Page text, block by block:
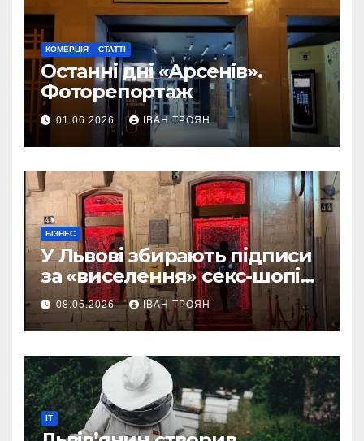
КОМЕРЦІЯ СТАТТІ
Останні дні «Арсенів».
Фоторепортаж
01.06.2026 ІВАН ТРОЯН
БІЗНЕС
У Львові збирають підписи
за «виселення» секс-шопів
із центру міста
08.05.2026 ІВАН ТРОЯН
IT